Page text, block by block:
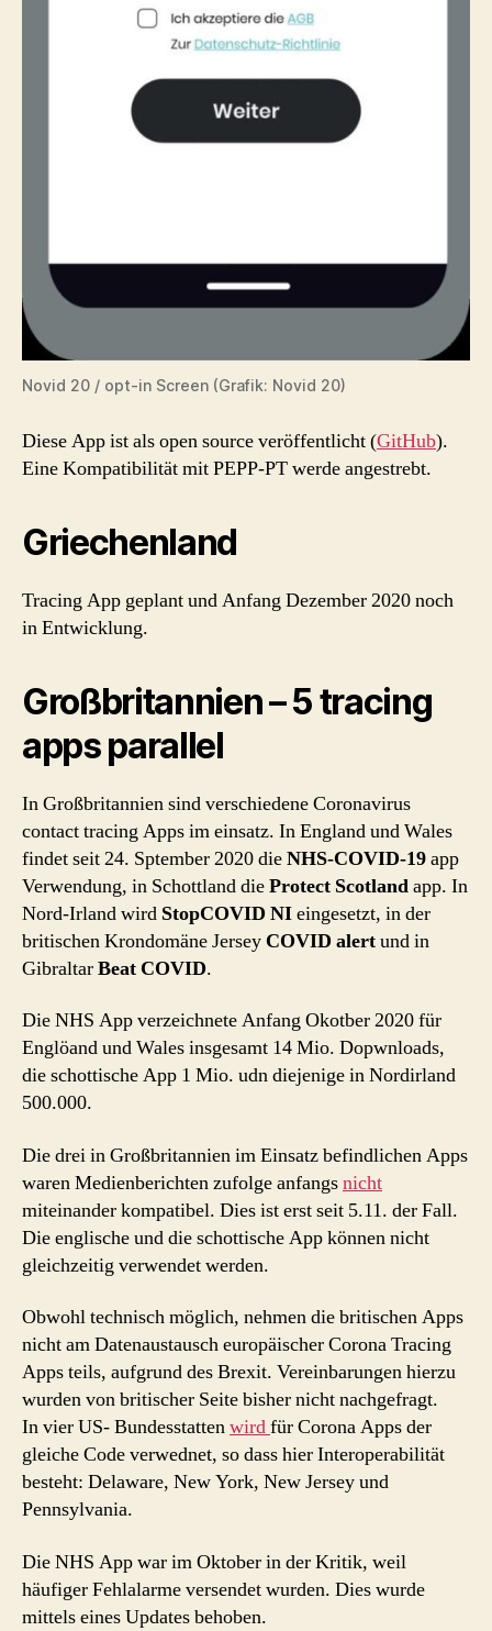
Novid 20 / opt-in Screen (Grafik: Novid 20)
Diese App ist als open source veröffentlicht (GitHub).
Eine Kompatibilität mit PEPP-PT werde angestrebt.
Griechenland
Tracing App geplant und Anfang Dezember 2020 noch
in Entwicklung.
Großbritannien – 5 tracing
apps parallel
In Großbritannien sind verschiedene Coronavirus
contact tracing Apps im einsatz. In England und Wales
findet seit 24. Sptember 2020 dieNHS-COVID-19app
Verwendung, in Schottland dieProtect Scotlandapp. In
Nord-Irland wird StopCOVID NIeingesetzt, in der
britischen Krondomäne Jersey COVID alertund in
GibraltarBeat COVID.
Die NHS App verzeichnete Anfang Okotber 2020 für
Englöand und Wales insgesamt 14 Mio. Dopwnloads,
die schottische App 1 Mio. udn diejenige in Nordirland
500.000.
Die drei in Großbritannien im Einsatz befindlichen Apps
waren Medienberichten zufolge anfangsnicht
miteinander kompatibel. Dies ist erst seit 5.11. der Fall.
Die englische und die schottische App können nicht
gleichzeitig verwendet werden.
Obwohl technisch möglich, nehmen die britischen Apps
nicht am Datenaustausch europäischer Corona Tracing
Apps teils, aufgrund des Brexit. Vereinbarungen hierzu
wurden von britischer Seite bisher nicht nachgefragt.
In vier US- Bundesstattenwirdfür Corona Apps der
gleiche Code verwednet, so dass hier Interoperabilität
besteht: Delaware, New York, New Jersey und
Pennsylvania.
Die NHS App war im Oktober in der Kritik, weil
häufiger Fehlalarme versendet wurden. Dies wurde
mittels eines Updates behoben.